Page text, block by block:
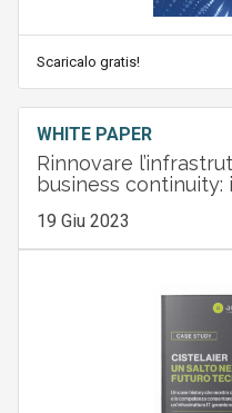
Scaricalo gratis!
WHITE PAPER
Rinnovare
business continuity:
19 Giu 2023